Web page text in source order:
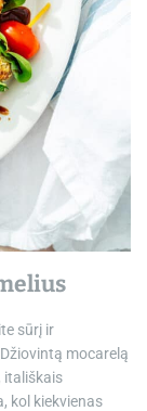
sūrį ir
mocarelą
itališkais
kol kiekvienas